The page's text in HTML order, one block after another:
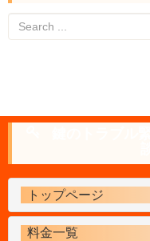
トップページ
料金一覧